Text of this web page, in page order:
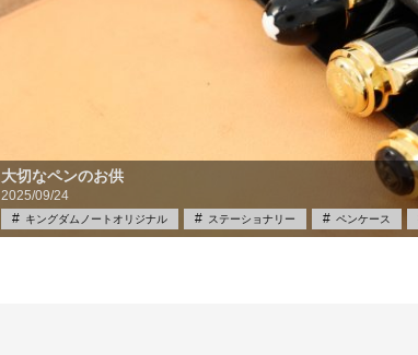
大切なペンのお供
2025/09/24
キングダムノートオリジナル ステーショナリー ペンケース